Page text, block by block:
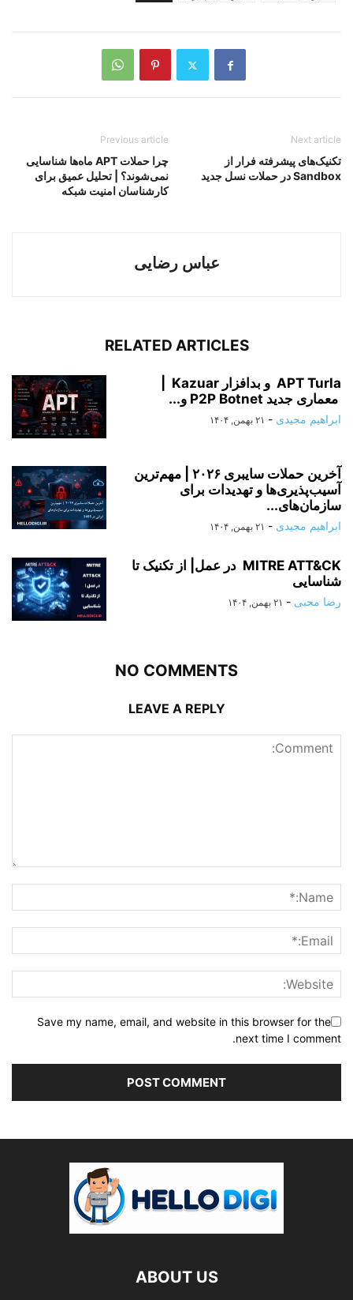
Previous article
چرا حملات APT ماه‌ها شناسایی
نمی‌شوند؟ | تحلیل عمیق برای
کارشناسان امنیت شبکه
Next article
تکنیک‌های پیشرفته فرار از
Sandbox در حملات نسل جدید
عباس رضایی
RELATED ARTICLES
معماری جدید P2P Botnet و...
ابراهیم مجیدی - ۲۱ بهمن, ۱۴۰۴
آخرین حملات سایبری ۲۰۲۶ | مهم‌ترین
آسیب‌پذیری‌ها و تهدیدات برای
سازمان‌های...
ابراهیم مجیدی - ۲۱ بهمن, ۱۴۰۴
MITRE ATT&CK در عمل| از تکنیک تا
شناسایی
رضا محبی - ۲۱ بهمن, ۱۴۰۴
NO COMMENTS
LEAVE A REPLY
Save my name, email, and website in this browser for the
next time I comment.
ABOUT US